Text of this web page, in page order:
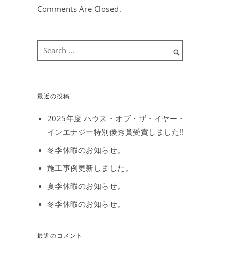
Comments Are Closed.
最近の投稿
2025年度 ハウス・オブ・ザ・イヤー・
インエナジー特別優秀賞受賞しました!!
冬季休暇のお知らせ。
施工事例更新しました。
夏季休暇のお知らせ。
冬季休暇のお知らせ。
最近のコメント